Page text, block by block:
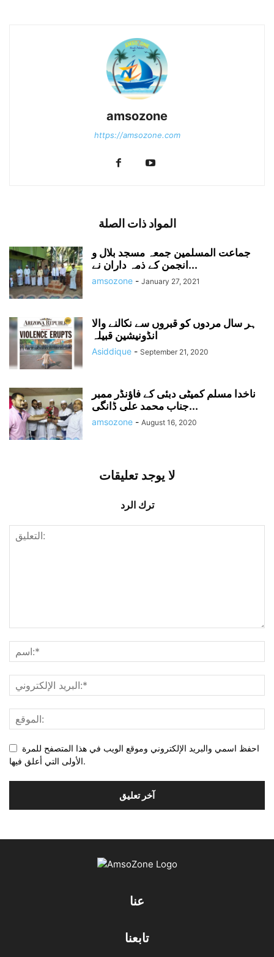
amsozone
https://amsozone.com
المواد ذات الصلة
جماعت المسلمین جمعہ مسجد بلال و
انجمن کے ذمہ داران نے...
amsozone - January 27, 2021
ہر سال مردوں کو قبروں سے نکالنے والا
انڈونیشین قبیلہ
Asiddique - September 21, 2020
ناخدا مسلم کمیٹی دبئی کے فاؤنڈر ممبر
جناب محمد علی ڈانگی...
amsozone - August 16, 2020
لا يوجد تعليقات
ترك الرد
احفظ اسمي والبريد الإلكتروني وموقع الويب في هذا المتصفح للمرة
الأولى التي أعلق فيها.
عنا
تابعنا